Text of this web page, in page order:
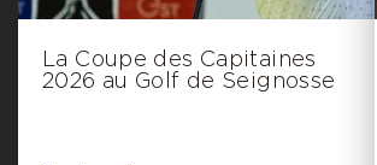
La Coupe des Capitaines
2026 au Golf de Seignosse